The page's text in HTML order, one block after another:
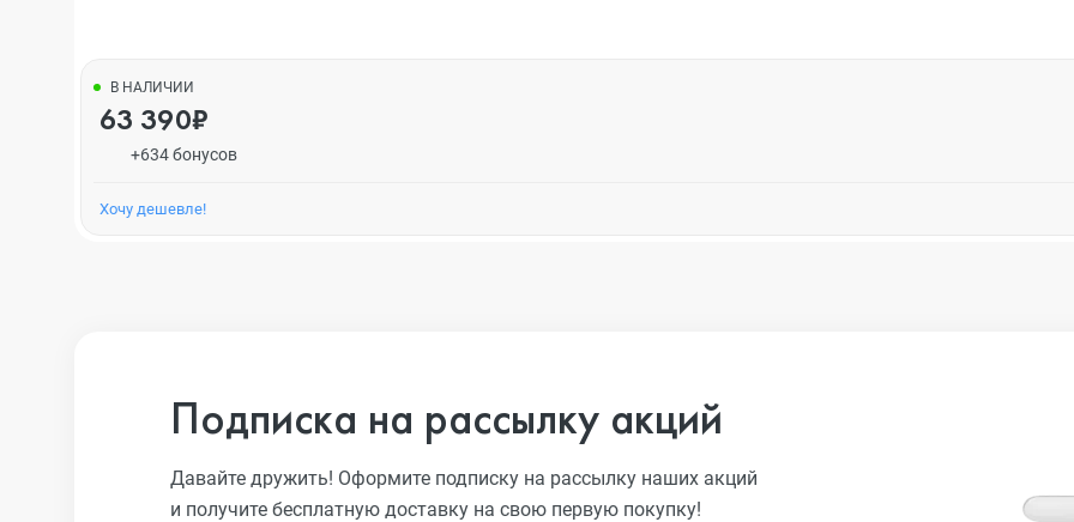
В НАЛИЧИИ
63 390₽
+634 бонусов
Хочу дешевле!
Подписка на рассылку акций
Давайте дружить! Оформите подписку на рассылку наших акций
и получите бесплатную доставку на свою первую покупку!